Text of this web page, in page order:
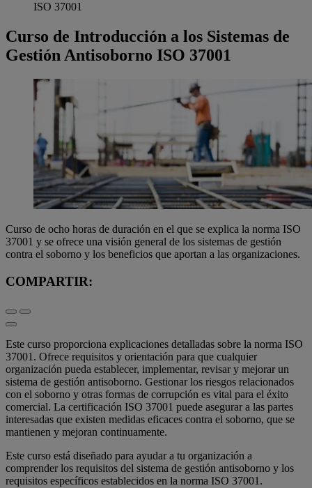
ISO 37001
Curso de Introducción a los Sistemas de
Gestión Antisoborno ISO 37001
Curso de ocho horas de duración en el que se explica la norma ISO
37001 y se ofrece una visión general de los sistemas de gestión
contra el soborno y los beneficios que aportan a las organizaciones.
COMPARTIR:
Este curso proporciona explicaciones detalladas sobre la norma ISO
37001. Ofrece requisitos y orientación para que cualquier
organización pueda establecer, implementar, revisar y mejorar un
sistema de gestión antisoborno. Gestionar los riesgos relacionados
con el soborno y otras formas de corrupción es vital para el éxito
comercial. La certificación ISO 37001 puede asegurar a las partes
interesadas que existen medidas eficaces contra el soborno, que se
mantienen y mejoran continuamente.
Este curso está diseñado para ayudar a tu organización a
comprender los requisitos del sistema de gestión antisoborno y los
requisitos específicos establecidos en la norma ISO 37001.